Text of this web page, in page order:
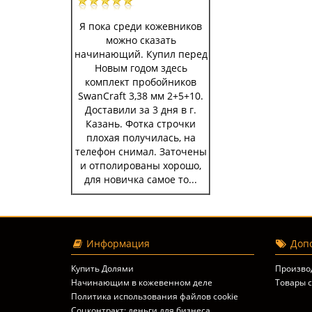
Я пока среди кожевников
можно сказать
начинающий. Купил перед
Новым годом здесь
комплект пробойников
SwanCraft 3,38 мм 2+5+10.
Доставили за 3 дня в г.
Казань. Фотка строчки
плохая получилась, на
телефон снимал. Заточены
и отполированы хорошо,
для новичка самое то...
Информация
Купить Долями
Начинающим в кожевенном деле
Политика использования файлов cookie
Товары